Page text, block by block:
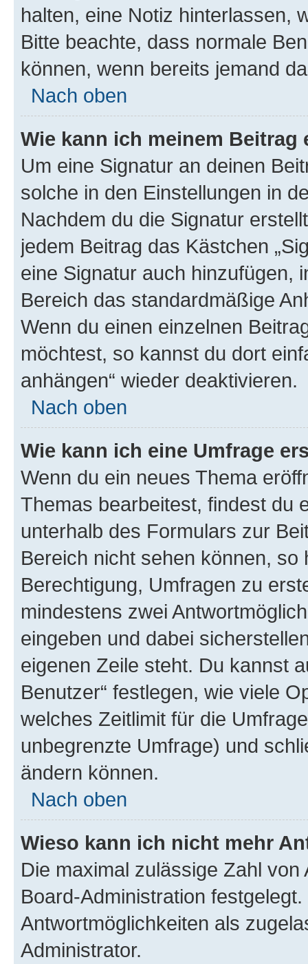
halten, eine Notiz hinterlassen,
Bitte beachte, dass normale
können, wenn bereits jemand
Nach oben
Wie kann ich meinem
Um eine Signatur an deinen
solche in den Einstellungen in
Nachdem du die Signatur
jedem Beitrag das Kästchen
eine Signatur auch hinzufügen,
Bereich das standardmäßige
Wenn du einen einzelnen
möchtest, so kannst du dort
anhängen“ wieder deaktivieren.
Nach oben
Wie kann ich eine Umfrage
Wenn du ein neues Thema
Themas bearbeitest, findest du
unterhalb des Formulars zur
Bereich nicht sehen können,
Berechtigung, Umfragen zu
mindestens zwei
eingeben und dabei
eigenen Zeile steht. Du kannst
Benutzer“ festlegen, wie viele
welches Zeitlimit für die
unbegrenzte Umfrage) und
ändern können.
Nach oben
Wieso kann ich nicht mehr
Die maximal zulässige Zahl
Board-Administration
Antwortmöglichkeiten als
Administrator.